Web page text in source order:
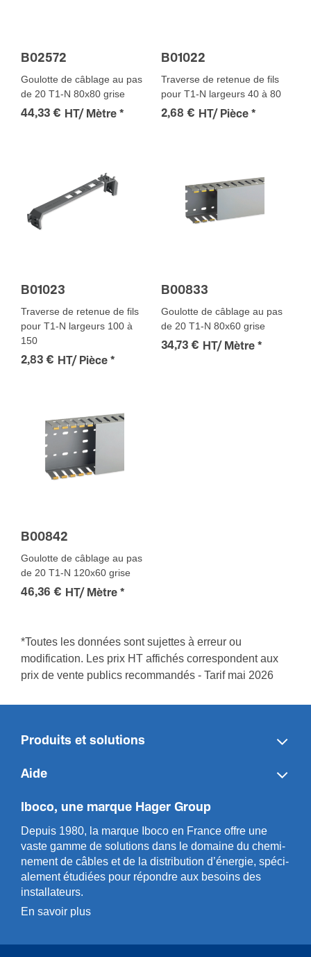
B02572
Goulotte de câblage au pas
de 20 T1-N 80x80 grise
44,33 € HT/ Mètre *
B01022
Traverse de retenue de fils
pour T1-N largeurs 40 à 80
2,68 € HT/ Pièce *
B01023
Traverse de retenue de fils
pour T1-N largeurs 100 à
150
2,83 € HT/ Pièce *
B00833
Goulotte de câblage au pas
de 20 T1-N 80x60 grise
34,73 € HT/ Mètre *
B00842
Goulotte de câblage au pas
de 20 T1-N 120x60 grise
46,36 € HT/ Mètre *
*Toutes les données sont sujettes à erreur ou
modification. Les prix HT affichés correspondent aux
prix de vente publics recommandés - Tarif mai 2026
Produits et solutions
Aide
Iboco, une marque Hager Group
Depuis 1980, la marque Iboco en France offre une
vaste gamme de solut­ions dans le domaine du chemi­
n­ement de câbles et de la distri­bution d’énergie, spéci­
a­l­ement étudiées pour répondre aux besoins des
installa­teurs.
En savoir plus